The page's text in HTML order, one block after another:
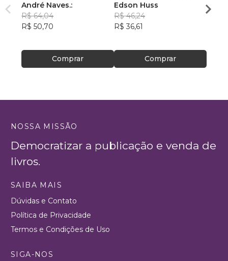
André Naves.:
R$ 64,04
R$ 50,70
Comprar
Edson Huss
R$ 46,24
R$ 36,61
Comprar
DOR
NOSSA MISSÃO
Democratizar a publicação e venda de
livros.
SAIBA MAIS
Dúvidas e Contato
Política de Privacidade
Termos e Condições de Uso
SIGA-NOS